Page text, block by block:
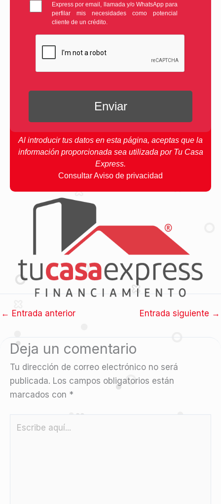
Express por email, llamada y/o WhatsApp para
perfilar mis necesidades como potencial
cliente de un crédito.
Al introducir tus datos en esta página, aceptas que la
información proporcionada sea utilizada por Tu Casa
Express.
Consultar Aviso de privacidad
← Entrada anterior Entrada siguiente →
Deja un comentario
Tu dirección de correo electrónico no será
publicada. Los campos obligatorios están
marcados con *